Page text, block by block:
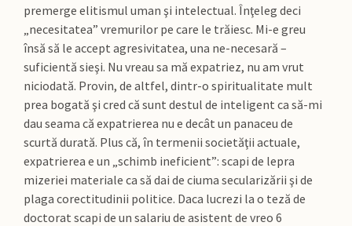
premerge elitismul uman şi intelectual. Înţeleg deci
„necesitatea” vremurilor pe care le trăiesc. Mi-e greu
însă să le accept agresivitatea, una ne-necesară –
suficientă sieşi. Nu vreau sa mă expatriez, nu am vrut
niciodată. Provin, de altfel, dintr-o spiritualitate mult
prea bogată şi cred că sunt destul de inteligent ca să-mi
dau seama că expatrierea nu e decât un panaceu de
scurtă durată. Plus că, în termenii societăţii actuale,
expatrierea e un „schimb ineficient”: scapi de lepra
mizeriei materiale ca să dai de ciuma secularizării şi de
plaga corectitudinii politice. Daca lucrezi la o teză de
doctorat scapi de un salariu de asistent de vreo 6